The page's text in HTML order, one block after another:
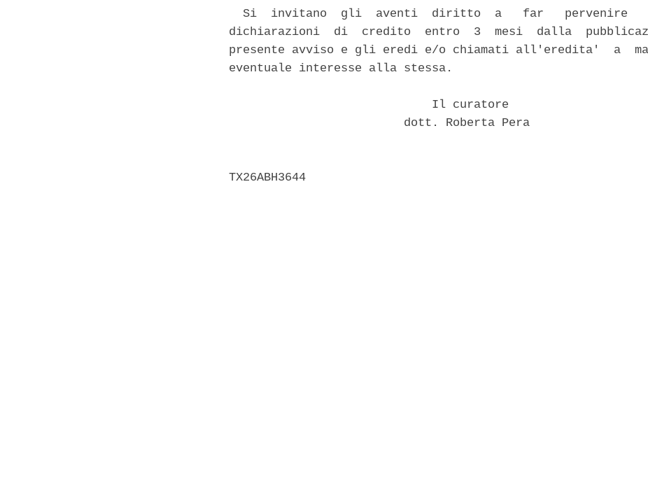
Si  invitano  gli  aventi  diritto  a   far   pervenire
dichiarazioni  di  credito  entro  3  mesi  dalla
presente avviso e gli eredi e/o chiamati all'eredita'  a
eventuale interesse alla stessa.
                             Il curatore
                         dott. Roberta Pera